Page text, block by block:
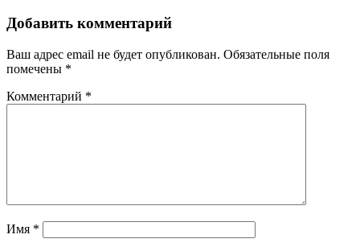
Добавить комментарий
Ваш адрес email не будет опубликован. Обязательные поля
помечены *
Комментарий *
Имя *